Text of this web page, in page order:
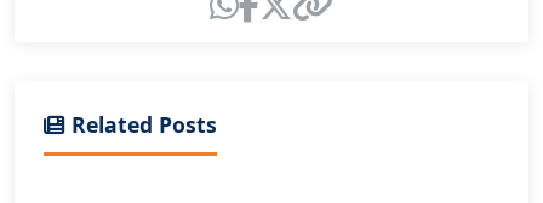
Related Posts